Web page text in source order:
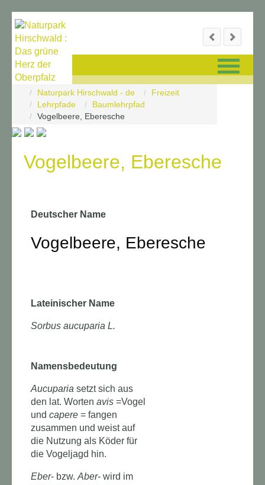
überspringen
Naturpark Hirschwald - de
Freizeit
Lehrpfade
Baumlehrpfad
Vogelbeere, Eberesche
Vogelbeere, Eberesche
Deutscher Name
Vogelbeere, Eberesche
Lateinischer Name
Sorbus aucuparia L.
Namensbedeutung
Aucuparia setzt sich aus
den lat. Worten avis =Vogel
und capere = fangen
zusammen und weist auf
die Nutzung als Köder für
die Vogeljagd hin.
Eber- bzw. Aber- wird im